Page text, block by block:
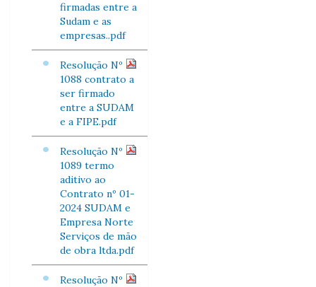
firmadas entre a
Sudam e as
empresas..pdf
Resolução Nº
1088 contrato a
ser firmado
entre a SUDAM
e a FIPE.pdf
Resolução Nº
1089 termo
aditivo ao
Contrato nº 01-
2024 SUDAM e
Empresa Norte
Serviços de mão
de obra ltda.pdf
Resolução Nº